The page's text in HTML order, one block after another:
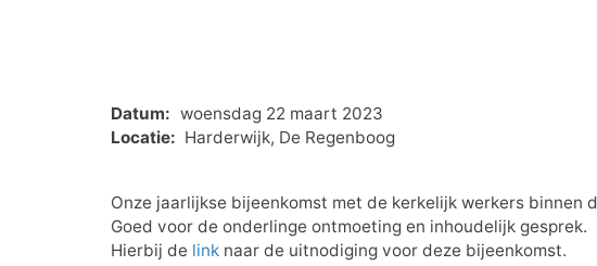
Datum: woensdag 22 maart 2023
Locatie: Harderwijk, De Regenboog
Onze jaarlijkse bijeenkomst met de kerkelijk werkers binnen
Goed voor de onderlinge ontmoeting en inhoudelijk gesprek.
Hierbij de link naar de uitnodiging voor deze bijeenkomst.